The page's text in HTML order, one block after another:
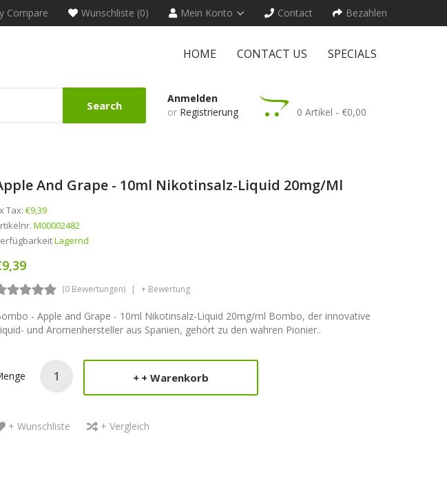
Compare Wunschliste (0) Mein Konto Contact Bezahlen
HOME CONTACT US SPECIALS
Search
Anmelden
or Registrierung 0 Artikel - €0,00
And Grape - 10ml Nikotinsalz-Liquid 20mg/ml
Tax: €9,39
M00002482
Lagernd
(0 Bewertungen) + Bewertung
- Apple and Grape - 10ml Nikotinsalz-Liquid 20mg/ml Bombo, der innovative
und Aromenhersteller aus Spanien, gehört zu den wahren Pionier..
+ Warenkorb
+ Wunschliste + Vergleich